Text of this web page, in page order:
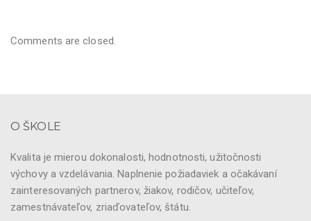
Comments are closed.
O ŠKOLE
Kvalita je mierou dokonalosti, hodnotnosti, užitočnosti
výchovy a vzdelávania. Naplnenie požiadaviek a očakávaní
zainteresovaných partnerov, žiakov, rodičov, učiteľov,
zamestnávateľov, zriaďovateľov, štátu.